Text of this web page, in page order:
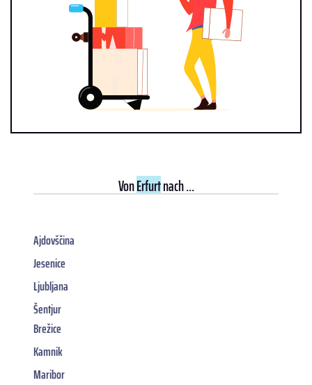
VonErfurtnach ...
Ajdovščina
Jesenice
Ljubljana
Šentjur
Brežice
Kamnik
Maribor